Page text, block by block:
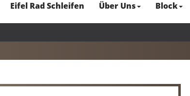
Eifel Rad Schleifen Über Uns Block